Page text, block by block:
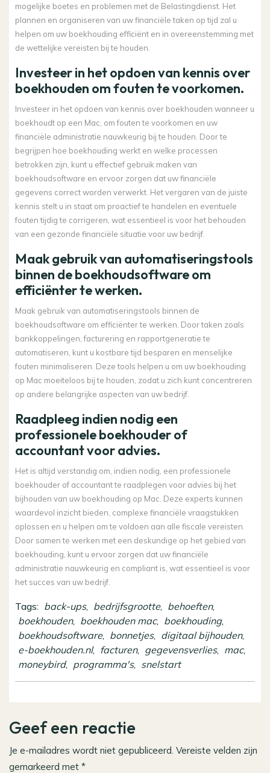
mogelijke boetes en problemen met de Belastingdienst. Het
plannen en organiseren van uw financiële taken op tijd zal u
helpen om uw boekhouding efficiënt en in overeenstemming met
de wettelijke vereisten bij te houden.
Investeer in het opdoen van kennis over
boekhouden om fouten te voorkomen.
Investeer in het opdoen van kennis over boekhouden wanneer u
boekhoudt op een Mac, om fouten te voorkomen en uw
financiële administratie nauwkeurig bij te houden. Door te
begrijpen hoe boekhouding werkt en welke processen
betrokken zijn, kunt u effectief gebruik maken van
boekhoudsoftware en ervoor zorgen dat uw financiële
gegevens correct worden verwerkt. Het vergaren van de juiste
kennis stelt u in staat om proactief te handelen en eventuele
fouten tijdig te corrigeren, wat essentieel is voor het behouden
van een gezonde financiële situatie voor uw bedrijf.
Maak gebruik van automatiseringstools
binnen de boekhoudsoftware om
efficiënter te werken.
Maak gebruik van automatiseringstools binnen de
boekhoudsoftware om efficiënter te werken. Door taken zoals
bankkoppelingen, facturering en rapportgeneratie te
automatiseren, kunt u kostbare tijd besparen en menselijke
fouten minimaliseren. Deze tools helpen u om uw boekhouding
op Mac moeiteloos bij te houden, zodat u zich kunt concentreren
op andere belangrijke aspecten van uw bedrijf.
Raadpleeg indien nodig een
professionele boekhouder of
accountant voor advies.
Het is altijd verstandig om, indien nodig, een professionele
boekhouder of accountant te raadplegen voor advies bij het
bijhouden van uw boekhouding op Mac. Deze experts kunnen
waardevol inzicht bieden, complexe financiële vraagstukken
oplossen en u helpen om te voldoen aan alle fiscale vereisten.
Door samen te werken met een deskundige op het gebied van
boekhouding, kunt u ervoor zorgen dat uw financiële
administratie nauwkeurig en compliant is, wat essentieel is voor
het succes van uw bedrijf.
Tags: back-ups, bedrijfsgrootte, behoeften,
boekhouden, boekhouden mac, boekhouding,
boekhoudsoftware, bonnetjes, digitaal bijhouden,
e-boekhouden.nl, facturen, gegevensverlies, mac,
moneybird, programma's, snelstart
Geef een reactie
Je e-mailadres wordt niet gepubliceerd. Vereiste velden zijn
gemarkeerd met *